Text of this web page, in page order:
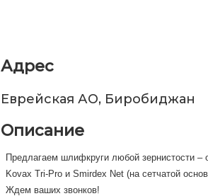
Адрес
Еврейская АО, Биробиджан
Описание
Предлагаем шлифкруги любой зернистости
Kovax Tri-Pro и Smirdex Net (на сетчатой
Ждем ваших звонков!